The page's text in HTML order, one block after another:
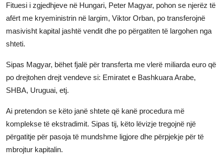
SPORT
SHENDETI
Gallery
Fituesi i zgjedhjeve në Hungari, Peter Magyar, pohon se njerëz të
afërt me kryeministrin në largim, Viktor Orban, po transferojnë
masivisht kapital jashtë vendit dhe po përgatiten të largohen nga
shteti.
Sipas Magyar, bëhet fjalë për transferta me vlerë miliarda euro që
po drejtohen drejt vendeve si: Emiratet e Bashkuara Arabe,
SHBA, Uruguai, etj.
Ai pretendon se këto janë shtete që kanë procedura më
komplekse të ekstradimit. Sipas tij, këto lëvizje tregojnë një
përgatitje për pasoja të mundshme ligjore dhe përpjekje për të
mbrojtur kapitalin.